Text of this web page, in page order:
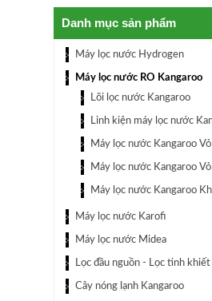
Danh mục sản phẩm
Máy lọc nước Hydrogen
Máy lọc nước RO Kangaroo
Lõi lọc nước Kangaroo
Linh kiện máy lọc nước
Máy lọc nước Kangaroo
Máy lọc nước Kangaroo
Máy lọc nước Kangaroo
Máy lọc nước Karofi
Máy lọc nước Midea
Lọc đầu nguồn - Lọc tinh khiết
Cây nóng lạnh Kangaroo